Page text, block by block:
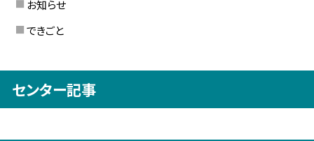
お知らせ
できごと
センター記事